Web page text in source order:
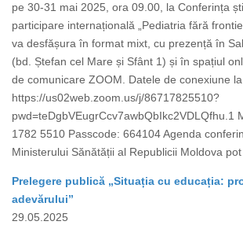
pe 30-31 mai 2025, ora 09.00, la Conferința
participare internațională „Pediatria fără
va desfășura în format mixt, cu prezență în
(bd. Ștefan cel Mare și Sfânt 1) și în spațiul
de comunicare ZOOM. Datele de conexiune
https://us02web.zoom.us/j/86717825510?
pwd=teDgbVEugrCcv7awbQbIkc2VDLQfhu.1
1782 5510 Passcode: 664104 Agenda
Ministerului Sănătății al Republicii Moldova pot
Prelegere publică „Situația cu educația:
adevărului”
29.05.2025